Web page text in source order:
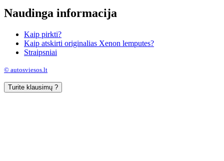
Naudinga informacija
Kaip pirkti?
Kaip atskirti originalias Xenon lemputes?
Straipsniai
© autosviesos.lt
Turite klausimų ?